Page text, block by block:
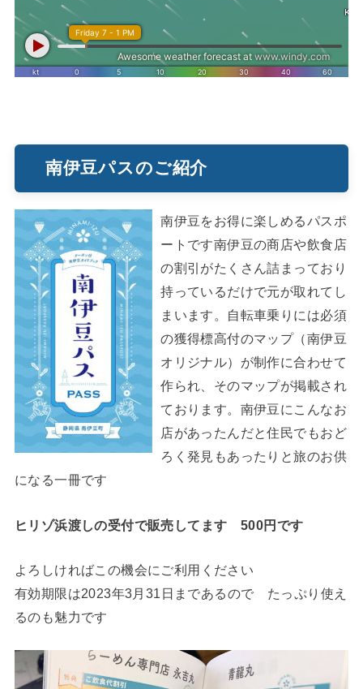
南伊豆パスのご紹介
南伊豆をお得に楽しめるパスポ
ートです南伊豆の商店や飲食店
の割引がたくさん詰まっており
持っているだけで元が取れてし
まいます。自転車乗りには必須
の獲得標高付のマップ（南伊豆
オリジナル）が制作に合わせて
作られ、そのマップが掲載され
ております。南伊豆にこんなお
店があったんだと住民でもおど
ろく発見もあったりと旅のお供
になる一冊です
ヒリゾ浜渡しの受付で販売してます 500円です
よろしければこの機会にご利用ください
有効期限は2023年3月31日まであるので たっぷり使え
るのも魅力です